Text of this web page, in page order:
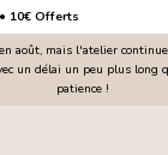
10€ Offerts
août, mais l'atelier
un délai un peu plus long
patience !